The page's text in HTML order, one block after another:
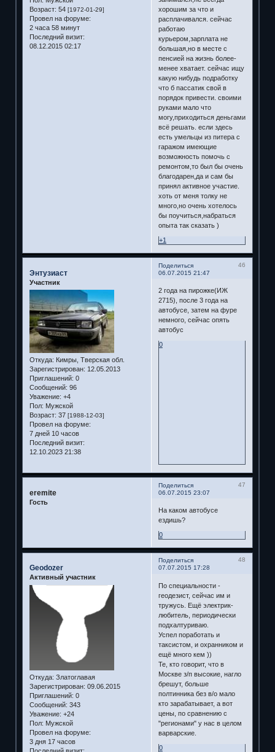
Возраст: 54 [1972-01-29]
Провел на форуме:
2 часа 58 минут
Последний визит:
08.12.2015 02:17
хорошим за что и
расплачивался. сейчас
работаю
курьером,зарплата не
большая,но в месте с
пенсией на жизнь более-
менее хватает. сейчас ищу
какую нибудь подработку
что б пассатик свой в
порядок привести. своими
руками мало что
могу,приходиться деньгами
всё решать. если здесь
есть умельцы из питера с
гаражом имеющие
возможность помочь с
ремонтом,то был бы очень
благодарен,да и сам бы
принял активное участие.
хоть от меня толку не
много,но очень хотелось
бы поучиться,набраться
опыта так сказать )
+1
Поделиться
46
06.07.2015 21:47
Энтузиаст
Участник
Откуда: Кимры, Тверская обл.
Зарегистрирован: 12.05.2013
Приглашений: 0
Сообщений: 96
Уважение: +4
Пол: Мужской
Возраст: 37 [1988-12-03]
Провел на форуме:
7 дней 10 часов
Последний визит:
12.10.2023 21:38
2 года на пирожке(ИЖ
2715), после 3 года на
автобусе, затем на фуре
немного, сейчас опять
автобус
0
Поделиться
47
06.07.2015 23:07
eremite
Гость
На каком автобусе
ездишь?
0
Поделиться
48
07.07.2015 17:28
Geodozer
Активный участник
Откуда: Златоглавая
Зарегистрирован: 09.06.2015
Приглашений: 0
Сообщений: 343
Уважение: +24
Пол: Мужской
Провел на форуме:
3 дня 17 часов
Последний визит:
По специальности -
геодезист, сейчас им и
тружусь. Ещё электрик-
любитель, периодически
подхалтуриваю.
Успел поработать и
таксистом, и охранником и
ещё много кем ))
Те, кто говорит, что в
Москве з/п высокие, нагло
брешут, больше
полтинника без в/о мало
кто зарабатывает, а вот
цены, по сравнению с
"регионами" у нас в целом
варварские.
0